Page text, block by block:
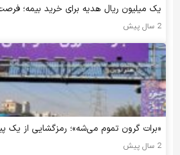
یک میلیون ریال هدیه برای خرید بیمه؛
2 سال پیش
«برات گرون تموم می‌شه»؛ رمزگشایی از یک
2 سال پیش